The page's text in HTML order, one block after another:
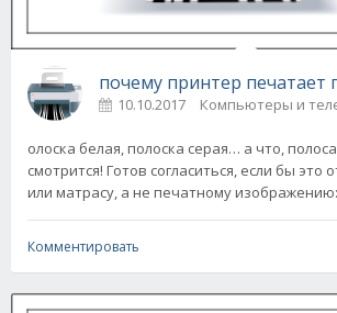
почему принтер печатает
10.10.2017 Компьютеры и
олоска белая, полоска серая… а что,
смотрится! Готов согласиться, если бы это
или матрасу, а не печатному
Комментировать